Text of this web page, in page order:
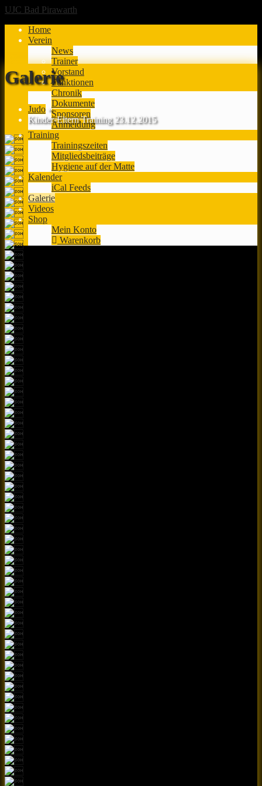
UJC Bad Pirawarth
Home
Verein
News
Trainer
Vorstand
Funktionen
Chronik
Dokumente
Sponsoren
Anmeldung
Training
Trainingszeiten
Mitgliedsbeiträge
Hygiene auf der Matte
Kalender
iCal Feeds
Galerie
Videos
Shop
Mein Konto
Warenkorb
Galerie
Judo »
Kinder-Eltern Training 23.12.2015